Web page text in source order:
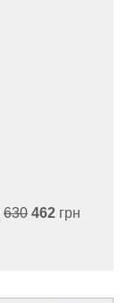
630 462 грн